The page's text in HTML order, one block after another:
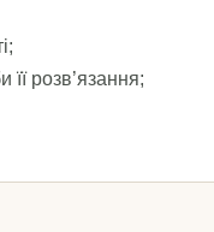
розв’язання;